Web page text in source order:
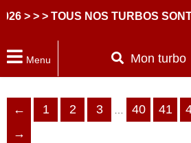
NOS TURBOS SONT LIVRES
Menu Mon turbo
← 1 2 3 40 41
→